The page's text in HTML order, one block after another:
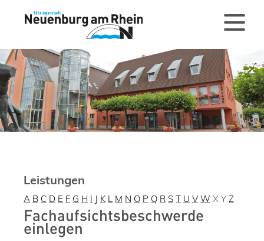
Leistungen
A B C D E F G H I J K L M N O P Q R S T U V W X Y Z
Fachaufsichtsbeschwerde
einlegen